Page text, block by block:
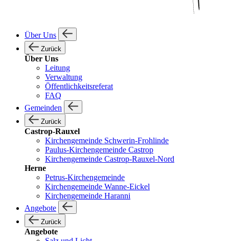
Über Uns
Zurück
Über Uns
Leitung
Verwaltung
Öffentlichkeitsreferat
FAQ
Gemeinden
Zurück
Castrop-Rauxel
Kirchengemeinde Schwerin-Frohlinde
Paulus-Kirchengemeinde Castrop
Kirchengemeinde Castrop-Rauxel-Nord
Herne
Petrus-Kirchengemeinde
Kirchengemeinde Wanne-Eickel
Kirchengemeinde Haranni
Angebote
Zurück
Angebote